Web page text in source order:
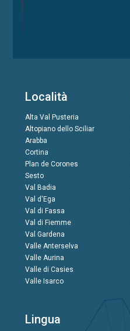
Località
Alta Val Pusteria
Altopiano dello Sciliar
Arabba
Cortina
Plan de Corones
Sesto
Val Badia
Val d'Ega
Val di Fassa
Val di Fiemme
Val Gardena
Valle Anterselva
Valle Aurina
Valle di Casies
Valle Isarco
Lingua